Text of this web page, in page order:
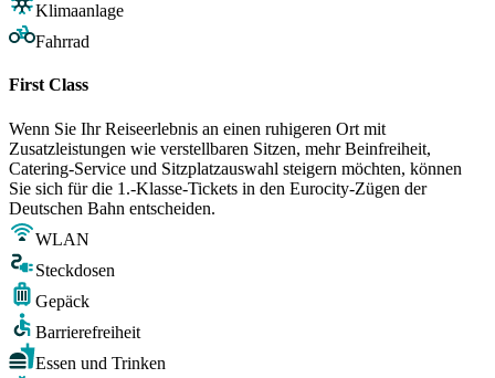
Klimaanlage
Fahrrad
First Class
Wenn Sie Ihr Reiseerlebnis an einen ruhigeren Ort mit
Zusatzleistungen wie verstellbaren Sitzen, mehr Beinfreiheit,
Catering-Service und Sitzplatzauswahl steigern möchten, können
Sie sich für die 1.-Klasse-Tickets in den Eurocity-Zügen der
Deutschen Bahn entscheiden.
WLAN
Steckdosen
Gepäck
Barrierefreiheit
Essen und Trinken